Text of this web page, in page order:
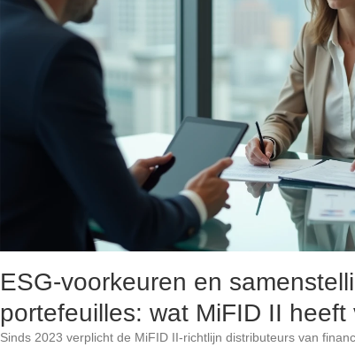
ESG-voorkeuren en
portefeuilles: wat MiFID II heeft
Sinds 2023 verplicht de MiFID II-richtlijn distributeurs van